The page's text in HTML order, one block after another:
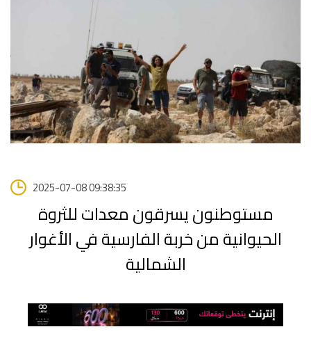
2025-07-08 09:38:35
مستوطنون يسرقون معدات للثروة
الحيوانية من خربة الفارسية في الأغوار
الشمالية